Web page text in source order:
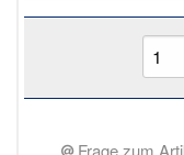
Frage zum